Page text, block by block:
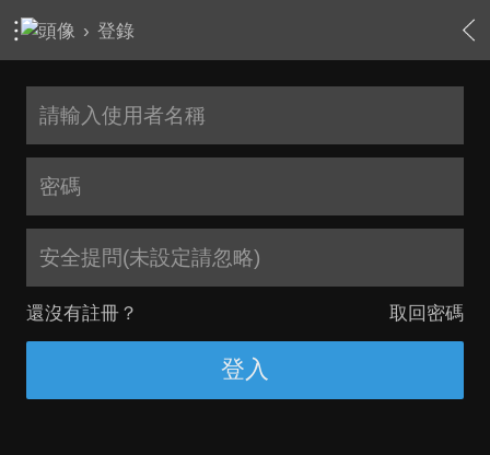
› 登錄
安全提問(未設定請忽略)
還沒有註冊？ 取回密碼
登入